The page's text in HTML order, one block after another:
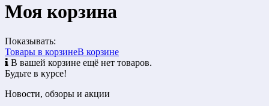
Моя корзина
Показывать:
Товары в корзинеВ корзине
В вашей корзине ещё нет товаров.
Будьте в курсе!
Новости, обзоры и акции